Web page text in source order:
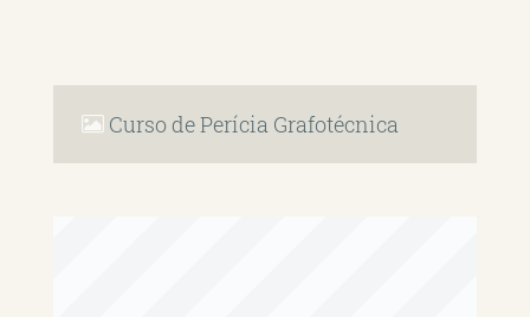
Curso de Perícia Grafotécnica